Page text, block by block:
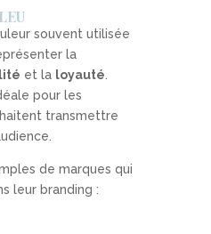
souvent utilisée
la
et la loyauté
pour les
transmettre
de marques qui
leur branding :